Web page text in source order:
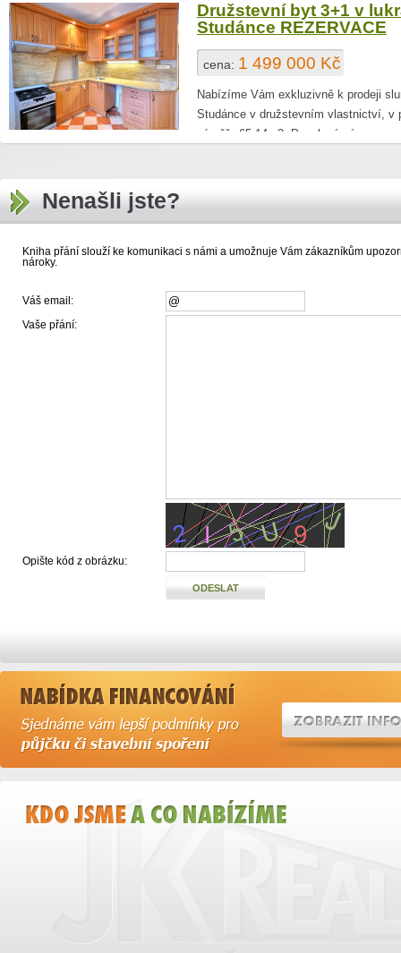
Družstevní byt 3+1 v
Studánce REZERVACE
cena: 1 499 000 Kč
Nabízíme Vám exkluzivně k prodeji
Studánce v družstevním vlastnictví, v
výměře 65,14m2. Panelová zás
Nenašli jste?
Kniha přání slouží ke komunikaci s námi a umožnuje Vám zákazníkům
nároky.
Váš email:
Vaše přání:
Opište kód z obrázku:
ODESLAT